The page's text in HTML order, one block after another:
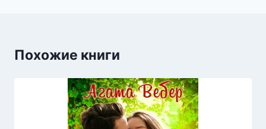
Похожие книги